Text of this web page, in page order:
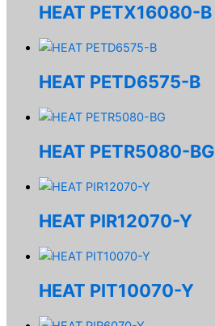
HEAT PETX16080-B
HEAT PETD6575-B
HEAT PETR5080-BG
HEAT PIR12070-Y
HEAT PIT10070-Y